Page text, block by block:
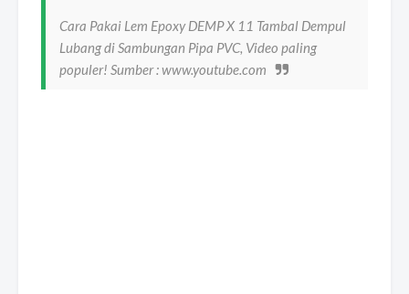
Cara Pakai Lem Epoxy DEMP X 11 Tambal Dempul
Lubang di Sambungan Pipa PVC, Video paling
populer! Sumber : www.youtube.com